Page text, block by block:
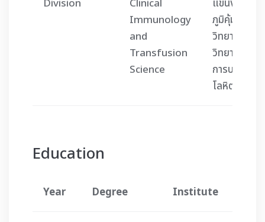
Division
Clinical
Immunology
and
Transfusion
Science
แขนงวิชา
ภูมิคุ้มกัน
วิทยาและ
วิทยาศาสตร์
การบริการ
โลหิต
Education
Year Degree Institute